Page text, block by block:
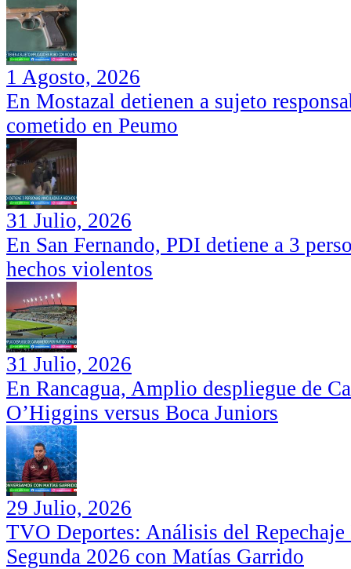
1 Agosto, 2026
En Mostazal detienen a sujeto
cometido en Peumo
31 Julio, 2026
En San Fernando, PDI detiene a 3
hechos violentos
31 Julio, 2026
En Rancagua, Amplio despliegue de
O’Higgins versus Boca Juniors
29 Julio, 2026
TVO Deportes: Análisis del
Segunda 2026 con Matías Garrido